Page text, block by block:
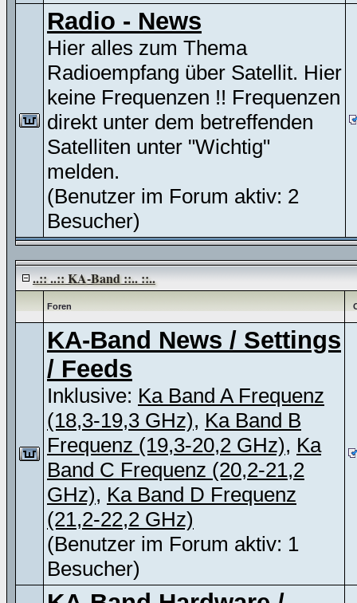
Radio - News
Hier alles zum Thema
Radioempfang über Satellit. Hier
keine Frequenzen !! Frequenzen
direkt unter dem betreffenden
Satelliten unter "Wichtig"
melden.
(Benutzer im Forum aktiv: 2
Besucher)
..:: ..:: KA-Band ::.. ::..
Foren
KA-Band News / Settings
/ Feeds
Inklusive: Ka Band A Frequenz
(18,3-19,3 GHz), Ka Band B
Frequenz (19,3-20,2 GHz), Ka
Band C Frequenz (20,2-21,2
GHz), Ka Band D Frequenz
(21,2-22,2 GHz)
(Benutzer im Forum aktiv: 1
Besucher)